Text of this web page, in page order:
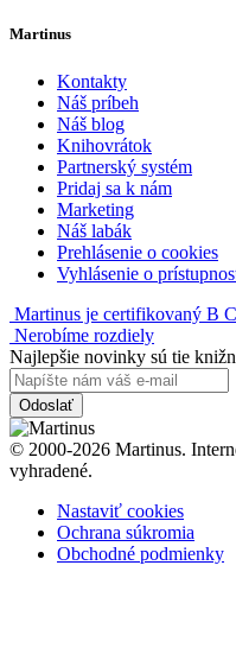
Martinus
Kontakty
Náš príbeh
Náš blog
Knihovrátok
Partnerský systém
Pridaj sa k nám
Marketing
Náš labák
Prehlásenie o cookies
Vyhlásenie o
Martinus je certifikovaný B
Nerobíme rozdiely
Najlepšie novinky sú tie
Odoslať
© 2000-2026 Martinus.
vyhradené.
Nastaviť cookies
Ochrana súkromia
Obchodné podmienky